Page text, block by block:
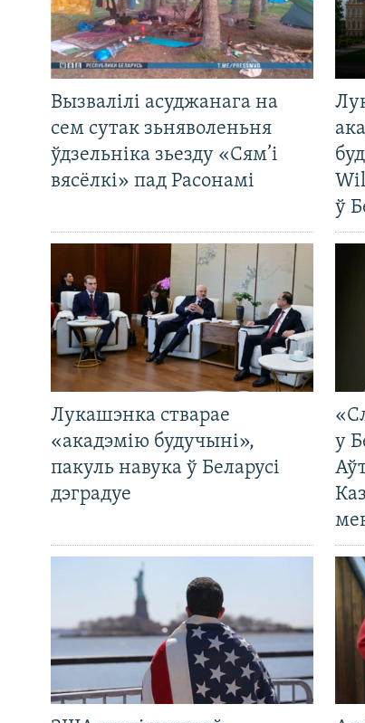
Вызвалілі асуджанага на
сем сутак зьняволеньня
ўдзельніка зьезду «Сям’і
вясёлкі» пад Расонамі
ў
Лукашэнка стварае
«акадэмію будучыні»,
пакуль навука ў Беларусі
дэградуе
у